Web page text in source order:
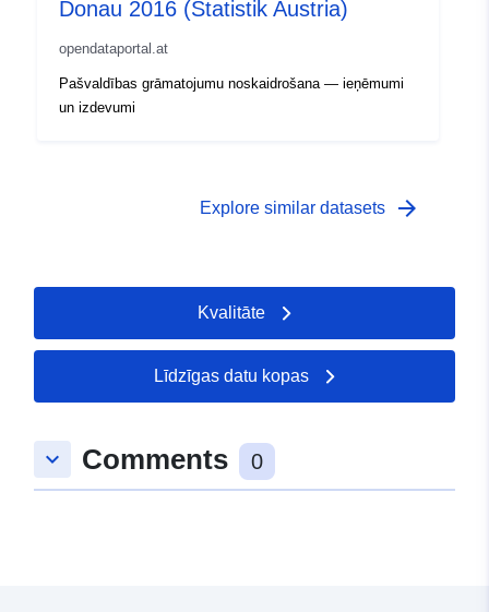
Donau 2016 (Statistik Austria)
opendataportal.at
Pašvaldības grāmatojumu noskaidrošana — ieņēmumi
un izdevumi
Explore similar datasets arrow_forward
Kvalitāte
Līdzīgas datu kopas
keyboard_arrow_down Comments 0